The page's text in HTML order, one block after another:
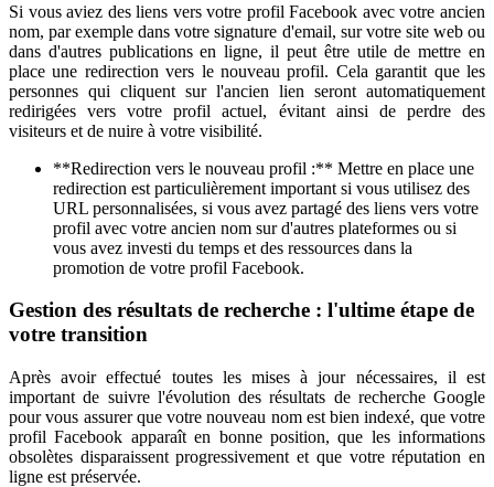
Si vous aviez des liens vers votre profil Facebook avec votre ancien
nom, par exemple dans votre signature d'email, sur votre site web ou
dans d'autres publications en ligne, il peut être utile de mettre en
place une redirection vers le nouveau profil. Cela garantit que les
personnes qui cliquent sur l'ancien lien seront automatiquement
redirigées vers votre profil actuel, évitant ainsi de perdre des
visiteurs et de nuire à votre visibilité.
**Redirection vers le nouveau profil :** Mettre en place une
redirection est particulièrement important si vous utilisez des
URL personnalisées, si vous avez partagé des liens vers votre
profil avec votre ancien nom sur d'autres plateformes ou si
vous avez investi du temps et des ressources dans la
promotion de votre profil Facebook.
Gestion des résultats de recherche : l'ultime étape de
votre transition
Après avoir effectué toutes les mises à jour nécessaires, il est
important de suivre l'évolution des résultats de recherche Google
pour vous assurer que votre nouveau nom est bien indexé, que votre
profil Facebook apparaît en bonne position, que les informations
obsolètes disparaissent progressivement et que votre réputation en
ligne est préservée.